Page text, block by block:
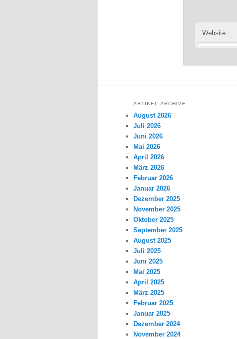
Website
ARTIKEL-ARCHIVE
August 2026
Juli 2026
Juni 2026
Mai 2026
April 2026
März 2026
Februar 2026
Januar 2026
Dezember 2025
November 2025
Oktober 2025
September 2025
August 2025
Juli 2025
Juni 2025
Mai 2025
April 2025
März 2025
Februar 2025
Januar 2025
Dezember 2024
November 2024